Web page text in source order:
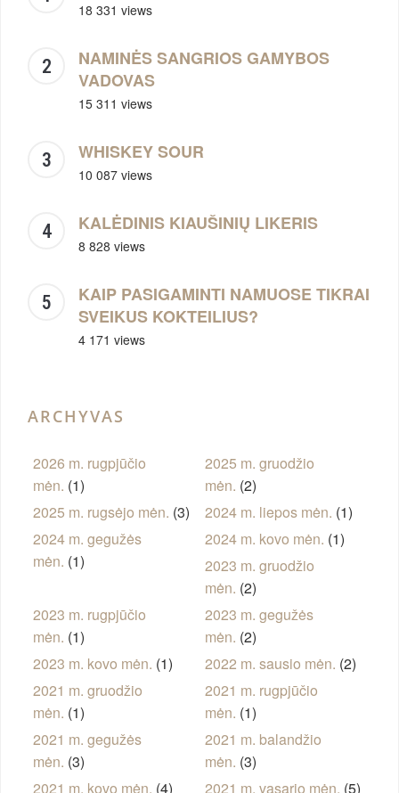
18 331 views
NAMINĖS SANGRIOS GAMYBOS
VADOVAS
15 311 views
WHISKEY SOUR
10 087 views
KALĖDINIS KIAUŠINIŲ LIKERIS
8 828 views
KAIP PASIGAMINTI NAMUOSE TIKRAI
SVEIKUS KOKTEILIUS?
4 171 views
ARCHYVAS
2026 m. rugpjūčio
mėn. (1)
2025 m. gruodžio
mėn. (2)
2025 m. rugsėjo mėn. (3) 2024 m. liepos mėn. (1)
2024 m. gegužės
mėn. (1)
2024 m. kovo mėn. (1)
2023 m. gruodžio
mėn. (2)
2023 m. rugpjūčio
mėn. (1)
2023 m. gegužės
mėn. (2)
2023 m. kovo mėn. (1) 2022 m. sausio mėn. (2)
2021 m. gruodžio
mėn. (1)
2021 m. rugpjūčio
mėn. (1)
2021 m. gegužės
mėn. (3)
2021 m. balandžio
mėn. (3)
2021 m. kovo mėn. (4) 2021 m. vasario mėn. (5)